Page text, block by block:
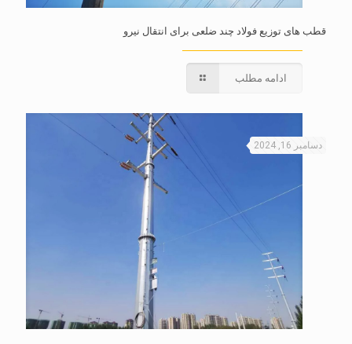
قطب های توزیع فولاد چند ضلعی برای انتقال نیرو
ادامه مطلب
دسامبر 16, 2024